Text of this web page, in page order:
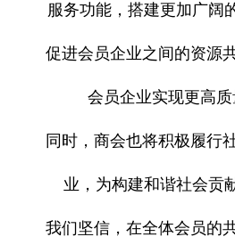
服务功能，搭建更加广阔
促进会员企业之间的资源
会员企业实现更高质
同时，商会也将积极履行
业，为构建和谐社会贡
我们坚信，在全体会员的